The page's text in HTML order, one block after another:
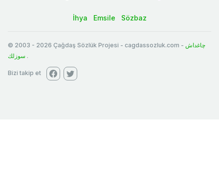
İhya Emsile Sözbaz
© 2003 - 2026 Çağdaş Sözlük Projesi - cagdassozluk.com - چاغداش
سوزلك .
Bizi takip et